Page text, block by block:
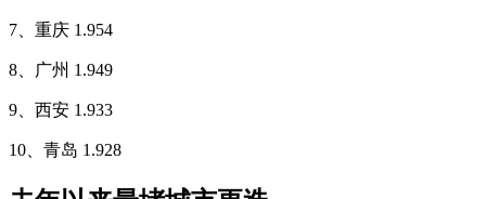
7、重庆 1.954
8、广州 1.949
9、西安 1.933
10、青岛 1.928